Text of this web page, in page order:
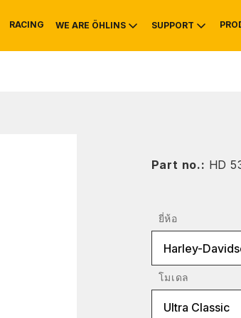
MOUNTAIN BIKE
RACING WE ARE ÖHLINS
HISTORY
SUPPORT
SERVICE INFO &
Part no.: HD
ยี่ห้อ
Harley-
โมเดล
Ultra Classic